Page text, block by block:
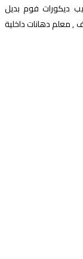
ديكورات فوم بديل
, معلم دهانات داخلية